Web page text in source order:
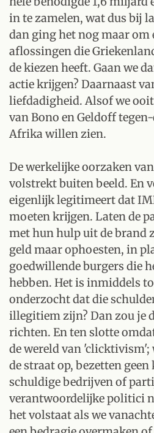
in te zamelen, wat dus bij
dan ging het nog maar om
aflossingen die
de kiezen heeft. Gaan we
actie krijgen? Daarnaast
liefdadigheid. Alsof we
van Bono en Geldoff
Afrika willen zien.
De werkelijke oorzaken
volstrekt buiten beeld. En
eigenlijk legitimeert dat
moeten krijgen. Laten de
met hun hulp uit de brand
geld maar ophoesten, in
goedwillende burgers die
hebben. Het is inmiddels
onderzocht dat die
illegitiem zijn? Dan zou je
richten. En ten slotte
de wereld van 'clicktivism';
de straat op, bezetten
schuldige bedrijven of
verantwoordelijke politici
het volstaat als we